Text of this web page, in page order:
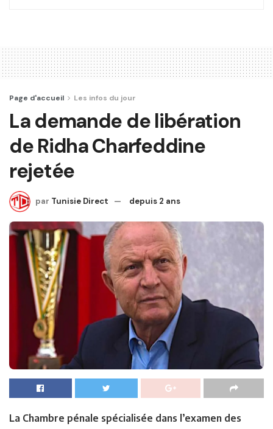
Page d'accueil Les infos du jour
La demande de libération
de Ridha Charfeddine
rejetée
par Tunisie Direct depuis 2 ans
La Chambre pénale spécialisée dans l’examen des